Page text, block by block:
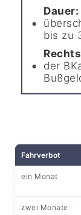
Dauer:
bis zu
der
Fahrverbot
ein Monat
zwei Monate